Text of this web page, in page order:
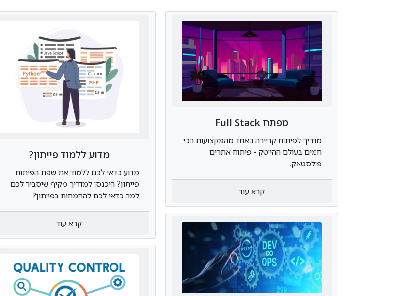
מדוע ללמוד פייתון?
מדוע כדאי לכם ללמוד את שפת הפיתוח
פייתון? היכנסו למדריך מקיף שיסביר לכם
למה כדאי לכם להתמחות בפייתון?
קרא עוד
מפתח Full Stack
מדריך לפיתוח קריירה באחד מהמקצועות הכי
חמים בעולם ההייטק - פיתוח אתרים
פולסטאק.
קרא עוד